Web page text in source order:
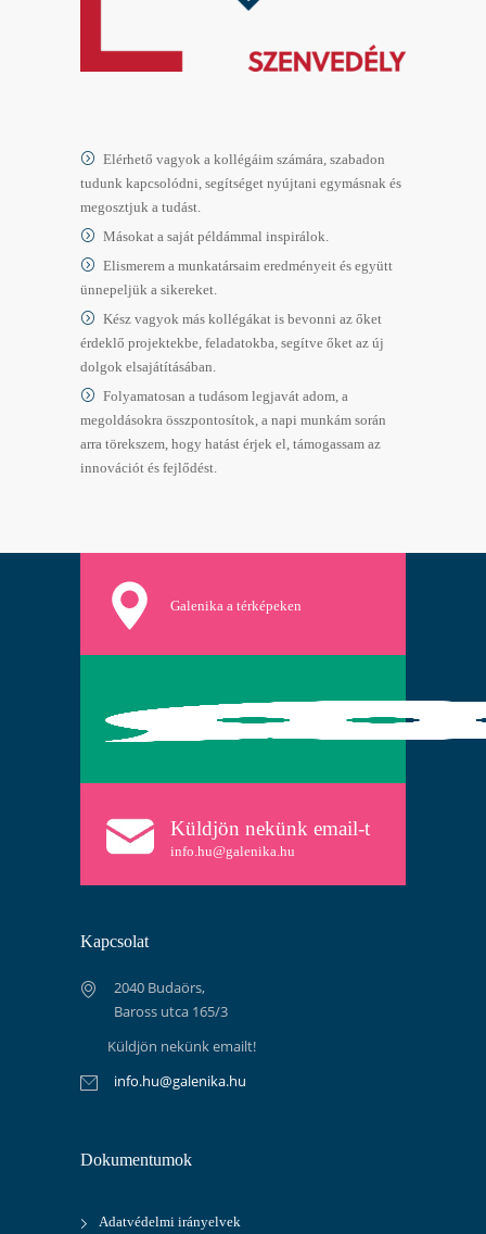
Elérhető vagyok a kollégáim számára, szabadon
tudunk kapcsolódni, segítséget nyújtani egymásnak és
megosztjuk a tudást.
Másokat a saját példámmal inspirálok.
Elismerem a munkatársaim eredményeit és együtt
ünnepeljük a sikereket.
Kész vagyok más kollégákat is bevonni az őket
érdeklő projektekbe, feladatokba, segítve őket az új
dolgok elsajátításában.
Folyamatosan a tudásom legjavát adom, a
megoldásokra összpontosítok, a napi munkám során
arra törekszem, hogy hatást érjek el, támogassam az
innovációt és fejlődést.
Galenika a térképeken
Küldjön nekünk email-t
info.hu@galenika.hu
Kapcsolat
2040 Budaörs,
Baross utca 165/3
Küldjön nekünk emailt!
info.hu@galenika.hu
Dokumentumok
Adatvédelmi irányelvek